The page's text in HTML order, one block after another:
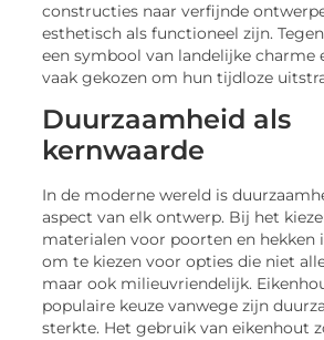
constructies naar verfijnde
esthetisch als functioneel zijn.
een symbool van landelijke charme
vaak gekozen om hun tijdloze
Duurzaamheid als
kernwaarde
In de moderne wereld is
aspect van elk ontwerp. Bij het
materialen voor poorten en hekken
om te kiezen voor opties die niet
maar ook milieuvriendelijk.
populaire keuze vanwege zijn
sterkte. Het gebruik van eikenhout